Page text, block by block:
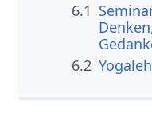
6.1
6.2